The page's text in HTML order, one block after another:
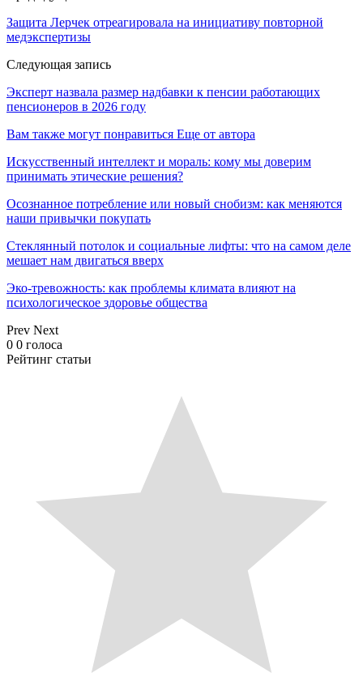
Защита Лерчек отреагировала на инициативу повторной
медэкспертизы
Следующая запись
Эксперт назвала размер надбавки к пенсии работающих
пенсионеров в 2026 году
Вам также могут понравиться Еще от автора
Искусственный интеллект и мораль: кому мы доверим
принимать этические решения?
Осознанное потребление или новый снобизм: как меняются
наши привычки покупать
Стеклянный потолок и социальные лифты: что на самом деле
мешает нам двигаться вверх
Эко-тревожность: как проблемы климата влияют на
психологическое здоровье общества
Prev Next
0 0 голоса
Рейтинг статьи